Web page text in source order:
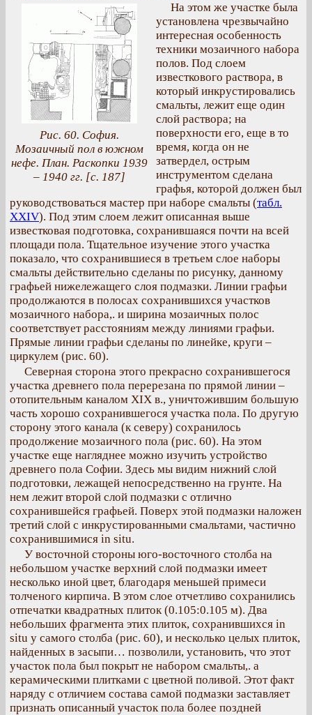
Рис. 60. София.
Мозаичный пол в южном
нефе. План. Раскопки 1939
– 1940 гг. [с. 187]
На этом же участке была
установлена чрезвычайно
интересная особенность
техники мозаичного набора
полов. Под слоем
известкового раствора, в
который инкрустировались
смальты, лежит еще один
слой раствора; на
поверхности его, еще в то
время, когда он не
затвердел, острым
инструментом сделана
графья, которой должен был
руководствоваться мастер при наборе смальты (табл.
XXIV). Под этим слоем лежит описанная выше
известковая подготовка, сохранившаяся почти на всей
площади пола. Тщательное изучение этого участка
показало, что сохранившиеся в третьем слое наборы
смальты действительно сделаны по рисунку, данному
графьей нижележащего слоя подмазки. Линии графьи
продолжаются в полосах сохранившихся участков
мозаичного набора,. и ширина мозаичных полос
соответствует расстояниям между линиями графьи.
Прямые линии графьи сделаны по линейке, круги –
циркулем (рис. 60).
Северная сторона этого прекрасно сохранившегося
участка древнего пола перерезана по прямой линии –
отопительным каналом XIX в., уничтожившим большую
часть хорошо сохранившегося участка пола. По другую
сторону этого канала (к северу) сохранилось
продолжение мозаичного пола (рис. 60). На этом
участке еще нагляднее можно изучить устройство
древнего пола Софии. Здесь мы видим нижний слой
подготовки, лежащей непосредственно на грунте. На
нем лежит второй слой подмазки с отлично
сохранившейся графьей. Поверх этой подмазки наложен
третий слой с инкрустированными смальтами, частично
сохранившимися in situ.
У восточной стороны юго-восточного столба на
небольшом участке верхний слой подмазки имеет
несколько иной цвет, благодаря меньшей примеси
толченого кирпича. В этом слое отчетливо сохранились
отпечатки квадратных плиток (0.105:0.105 м). Два
небольших фрагмента этих плиток, сохранившихся in
situ у самого столба (рис. 60), и несколько целых плиток,
найденных в засыпи… позволили, установить, что этот
участок пола был покрыт не набором смальты,. а
керамическими плитками с цветной поливой. Этот факт
наряду с отличием состава самой подмазки заставляет
признать описанный участок пола более поздней